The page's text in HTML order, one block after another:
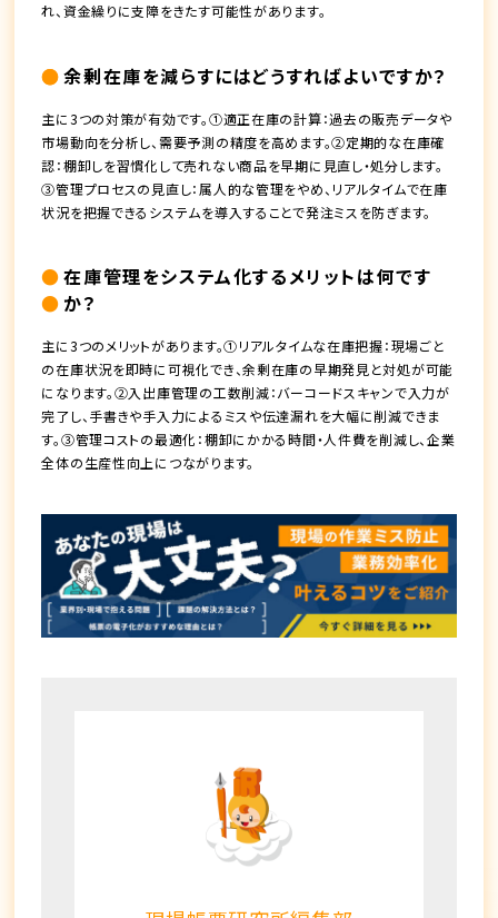
れ、資金繰りに支障をきたす可能性があります。
余剰在庫を減らすにはどうすればよいですか？
主に3つの対策が有効です。①適正在庫の計算：過去の販売データや
市場動向を分析し、需要予測の精度を高めます。②定期的な在庫確
認：棚卸しを習慣化して売れない商品を早期に見直し・処分します。
③管理プロセスの見直し：属人的な管理をやめ、リアルタイムで在庫
状況を把握できるシステムを導入することで発注ミスを防ぎます。
在庫管理をシステム化するメリットは何です
か？
主に3つのメリットがあります。①リアルタイムな在庫把握：現場ごと
の在庫状況を即時に可視化でき、余剰在庫の早期発見と対処が可能
になります。②入出庫管理の工数削減：バーコードスキャンで入力が
完了し、手書きや手入力によるミスや伝達漏れを大幅に削減できま
す。③管理コストの最適化：棚卸にかかる時間・人件費を削減し、企業
全体の生産性向上につながります。